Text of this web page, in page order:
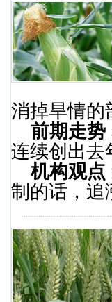
消掉旱情的
前期走势
连续创出去
机构观点
制的话，追